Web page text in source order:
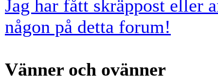
Jag har fått skräppost eller
någon på detta forum!
Vänner och ovänner